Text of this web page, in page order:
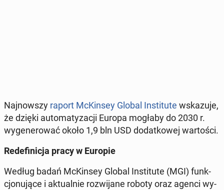
Naj­now­szy raport McKin­sey Global In­sti­tu­te wska­zu­je,
że dzięki au­to­ma­ty­za­cji Europa mogłaby do 2030 r.
wy­ge­ne­ro­wać około 1,9 bln USD do­dat­ko­wej war­to­ści.
Re­de­fi­ni­cja pracy w Europie
Według badań McKin­sey Global In­sti­tu­te (MGI) funk­
cjo­nu­ją­ce i ak­tu­al­nie roz­wi­ja­ne roboty oraz agenci wy­